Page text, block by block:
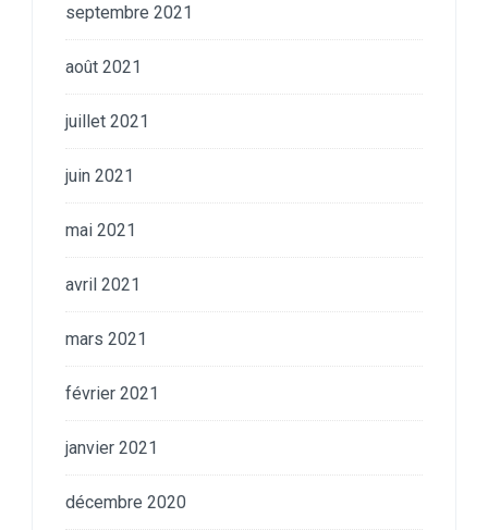
septembre 2021
août 2021
juillet 2021
juin 2021
mai 2021
avril 2021
mars 2021
février 2021
janvier 2021
décembre 2020